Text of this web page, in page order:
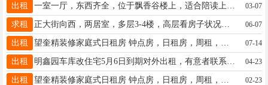
出租 03-07
求租 正大街向西，两居室，多层3-4楼，高层看房子状况，有合适房源的联系我15311555053 06-07
出租 07-14
出租 04-23
出租 02-23